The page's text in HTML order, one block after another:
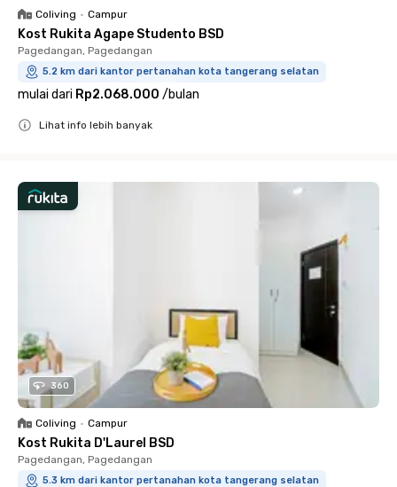
Coliving • Campur
Kost Rukita Agape Studento BSD
Pagedangan, Pagedangan
5.2 km dari kantor pertanahan kota tangerang selatan
mulai dari Rp2.068.000 /bulan
Lihat info lebih banyak
360
Coliving • Campur
Kost Rukita D'Laurel BSD
Pagedangan, Pagedangan
5.3 km dari kantor pertanahan kota tangerang selatan